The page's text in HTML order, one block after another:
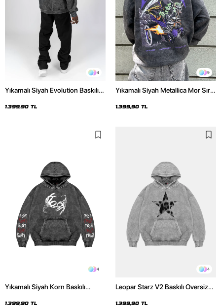
4
Yıkamalı Siyah Evolution Baskılı
Hoodie
1.399,90 TL
9
Yıkamalı Siyah Metallica Mor Sırt
Hoodie
1.399,90 TL
4
Yıkamalı Siyah Korn Baskılı
1.399,90 TL
4
Leopar Starz V2 Baskılı Oversize
Hoodie
1.399,90 TL